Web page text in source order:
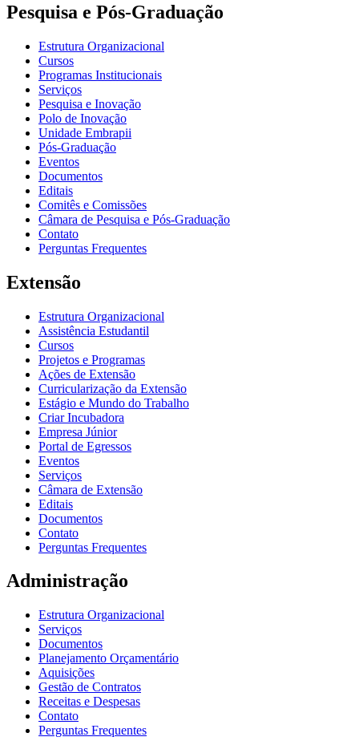
Pesquisa e Pós-Graduação
Estrutura Organizacional
Cursos
Programas Institucionais
Serviços
Pesquisa e Inovação
Polo de Inovação
Unidade Embrapii
Pós-Graduação
Eventos
Documentos
Editais
Comitês e Comissões
Câmara de Pesquisa e Pós-Graduação
Contato
Perguntas Frequentes
Extensão
Estrutura Organizacional
Assistência Estudantil
Cursos
Projetos e Programas
Ações de Extensão
Curricularização da Extensão
Estágio e Mundo do Trabalho
Criar Incubadora
Empresa Júnior
Portal de Egressos
Eventos
Serviços
Câmara de Extensão
Editais
Documentos
Contato
Perguntas Frequentes
Administração
Estrutura Organizacional
Serviços
Documentos
Planejamento Orçamentário
Aquisições
Gestão de Contratos
Receitas e Despesas
Contato
Perguntas Frequentes